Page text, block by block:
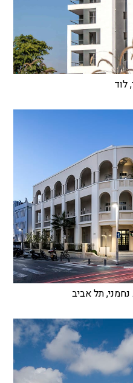
לוד
נחמני, תל אביב